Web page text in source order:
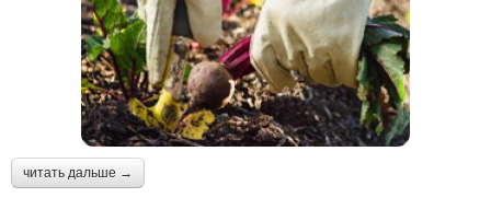
читать дальше →